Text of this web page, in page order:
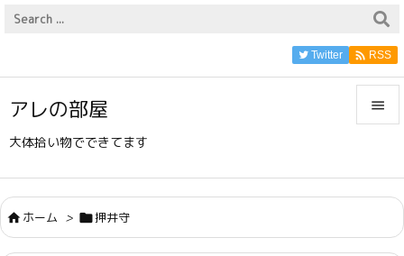
アレの部屋
大体拾い物でできてます

サイド

Twitter  RSS
ホーム > 押井守